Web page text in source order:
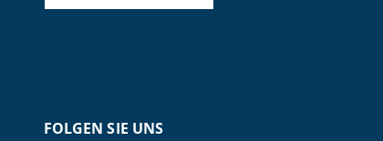
FOLGEN SIE UNS